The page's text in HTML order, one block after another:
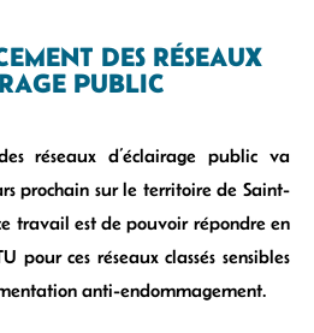
DES RÉSEAUX
PUBLIC
réseaux d’éclairage public va
prochain sur le territoire de Saint-
travail est de pouvoir répondre en
pour ces réseaux classés sensibles
anti-endommagement.